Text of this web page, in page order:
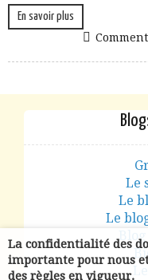
En savoir plus
Le
Le
Le
La confidentialité des
importante pour nous
des règles en vigueur.